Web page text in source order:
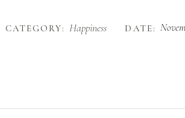
CATEGORY: Happiness DATE: